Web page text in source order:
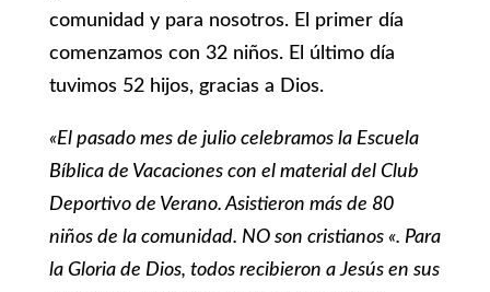
comunidad y para nosotros. El primer día
comenzamos con 32 niños. El último día
tuvimos 52 hijos, gracias a Dios.
«El pasado mes de julio celebramos la Escuela
Bíblica de Vacaciones con el material del Club
Deportivo de Verano. Asistieron más de 80
niños de la comunidad. NO son cristianos «. Para
la Gloria de Dios, todos recibieron a Jesús en sus